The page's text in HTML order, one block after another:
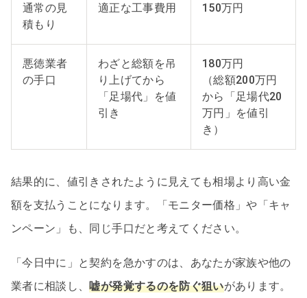
通常の見
積もり
適正な工事費用 150万円
悪徳業者
の手口
わざと総額を吊
り上げてから
「足場代」を値
引き
180万円
（総額200万円
から「足場代20
万円」を値引
き）
結果的に、値引きされたように見えても相場より高い金
額を支払うことになります。「モニター価格」や「キャ
ンペーン」も、同じ手口だと考えてください。
「今日中に」と契約を急かすのは、あなたが家族や他の
業者に相談し、嘘が発覚するのを防ぐ狙いがあります。